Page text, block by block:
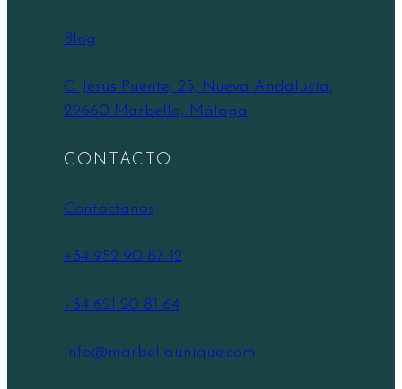
Blog
C. Jesús Puente, 25, Nueva Andalucía,
29660 Marbella, Málaga
CONTACTO
Contáctanos
+34 952 90 87 12
+34 621 20 81 64
info@marbellaunique.com